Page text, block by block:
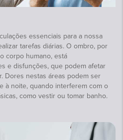
essenciais para a nossa
tarefas diárias. O ombro, por
corpo humano, está
e disfunções, que podem afetar
Dores nestas áreas podem ser
à noite, quando interferem com o
como vestir ou tomar banho.